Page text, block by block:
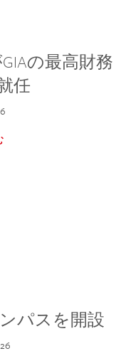
の最高財務
任
パスを開設